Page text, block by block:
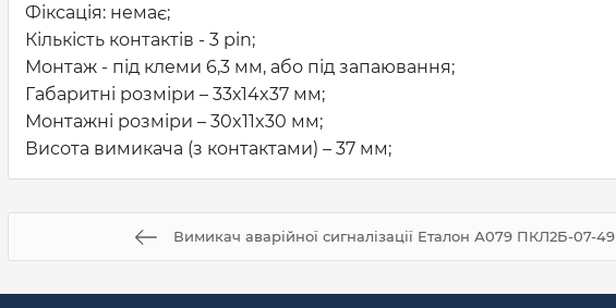
Фіксація: немає;
Кількість контактів - 3 pin;
Монтаж - під клеми 6,3 мм, або під запаювання;
Габаритні розміри – 33х14x37 мм;
Монтажні розміри – 30x11x30 мм;
Висота вимикача (з контактами) – 37 мм;
Вимикач аварійної сигналізації Еталон А079 ПКЛ2Б-07-49